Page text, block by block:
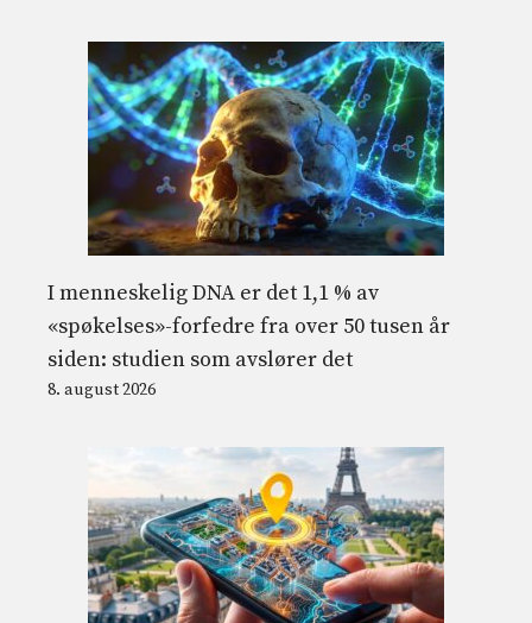
I menneskelig DNA er det 1,1 % av
«spøkelses»-forfedre fra over 50 tusen år
siden: studien som avslører det
8. august 2026